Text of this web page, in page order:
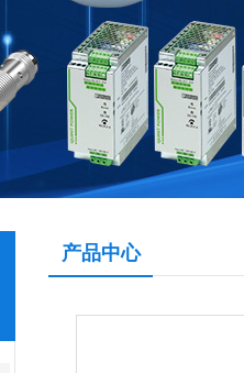
产品中心